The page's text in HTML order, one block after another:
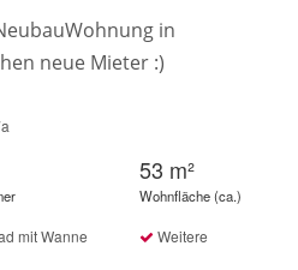
in
neue Mieter :)
53 m²
Wohnfläche (ca.)
mit Wanne Weitere